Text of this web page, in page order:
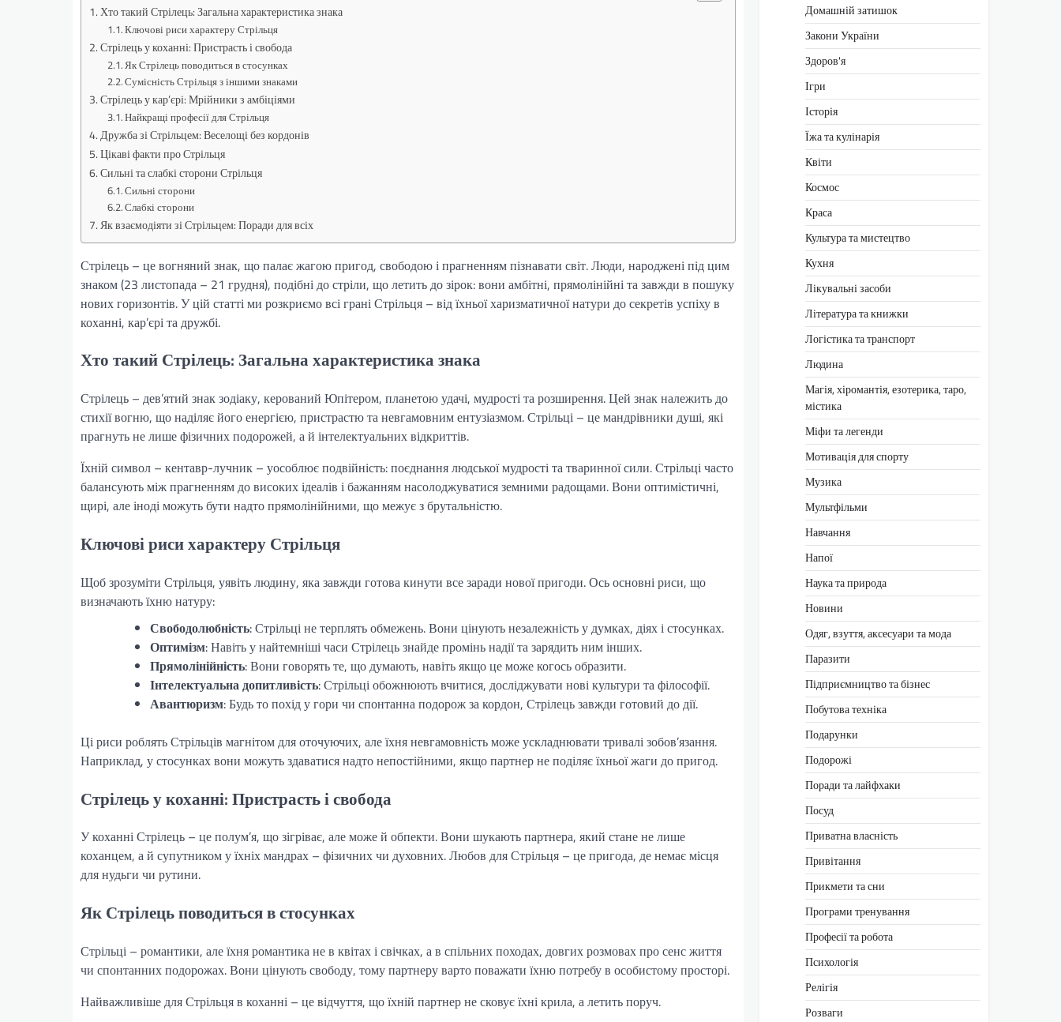
Хто такий Стрілець: Загальна характеристика знака
Ключові риси характеру Стрільця
Стрілець у коханні: Пристрасть і свобода
Як Стрілець поводиться в стосунках
Сумісність Стрільця з іншими знаками
Стрілець у кар’єрі: Мрійники з амбіціями
Найкращі професії для Стрільця
Дружба зі Стрільцем: Веселощі без кордонів
Цікаві факти про Стрільця
Сильні та слабкі сторони Стрільця
Сильні сторони
Слабкі сторони
Як взаємодіяти зі Стрільцем: Поради для всіх
Стрілець – це вогняний знак, що палає жагою пригод, свободою і прагненням пізнавати світ. Люди, народжені під цим
знаком (23 листопада – 21 грудня), подібні до стріли, що летить до зірок: вони амбітні, прямолінійні та завжди в пошуку
нових горизонтів. У цій статті ми розкриємо всі грані Стрільця – від їхньої харизматичної натури до секретів успіху в
коханні, кар’єрі та дружбі.
Хто такий Стрілець: Загальна характеристика знака
Стрілець – дев’ятий знак зодіаку, керований Юпітером, планетою удачі, мудрості та розширення. Цей знак належить до
стихії вогню, що наділяє його енергією, пристрастю та невгамовним ентузіазмом. Стрільці – це мандрівники душі, які
прагнуть не лише фізичних подорожей, а й інтелектуальних відкриттів.
Їхній символ – кентавр-лучник – уособлює подвійність: поєднання людської мудрості та тваринної сили. Стрільці часто
балансують між прагненням до високих ідеалів і бажанням насолоджуватися земними радощами. Вони оптимістичні,
щирі, але іноді можуть бути надто прямолінійними, що межує з брутальністю.
Ключові риси характеру Стрільця
Щоб зрозуміти Стрільця, уявіть людину, яка завжди готова кинути все заради нової пригоди. Ось основні риси, що
визначають їхню натуру:
Свободолюбність: Стрільці не терплять обмежень. Вони цінують незалежність у думках, діях і стосунках.
Оптимізм: Навіть у найтемніші часи Стрілець знайде промінь надії та зарядить ним інших.
Прямолінійність: Вони говорять те, що думають, навіть якщо це може когось образити.
Інтелектуальна допитливість: Стрільці обожнюють вчитися, досліджувати нові культури та філософії.
Авантюризм: Будь то похід у гори чи спонтанна подорож за кордон, Стрілець завжди готовий до дії.
Ці риси роблять Стрільців магнітом для оточуючих, але їхня невгамовність може ускладнювати тривалі зобов’язання.
Наприклад, у стосунках вони можуть здаватися надто непостійними, якщо партнер не поділяє їхньої жаги до пригод.
Стрілець у коханні: Пристрасть і свобода
У коханні Стрілець – це полум’я, що зігріває, але може й обпекти. Вони шукають партнера, який стане не лише
коханцем, а й супутником у їхніх мандрах – фізичних чи духовних. Любов для Стрільця – це пригода, де немає місця
для нудьги чи рутини.
Як Стрілець поводиться в стосунках
Стрільці – романтики, але їхня романтика не в квітах і свічках, а в спільних походах, довгих розмовах про сенс життя
чи спонтанних подорожах. Вони цінують свободу, тому партнеру варто поважати їхню потребу в особистому просторі.
Найважливіше для Стрільця в коханні – це відчуття, що їхній партнер не сковує їхні крила, а летить поруч.
Домашній затишок
Закони України
Здоров'я
Ігри
Історія
Їжа та кулінарія
Квіти
Космос
Краса
Культура та мистецтво
Кухня
Лікувальні засоби
Література та книжки
Логістика та транспорт
Людина
Магія, хіромантія, езотерика, таро,
містика
Міфи та легенди
Мотивація для спорту
Музика
Мультфільми
Навчання
Напої
Наука та природа
Новини
Одяг, взуття, аксесуари та мода
Паразити
Підприємництво та бізнес
Побутова техніка
Подарунки
Подорожі
Поради та лайфхаки
Посуд
Приватна власність
Привітання
Прикмети та сни
Програми тренування
Професії та робота
Психологія
Релігія
Розваги